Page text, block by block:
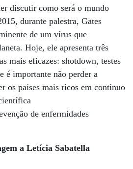
discutir como será o mundo
durante palestra, Gates
de um vírus que
Hoje, ele apresenta três
mais eficazes: shotdown, testes
é importante não perder a
os países mais ricos em contínuo
de enfermidades
a Letícia Sabatella